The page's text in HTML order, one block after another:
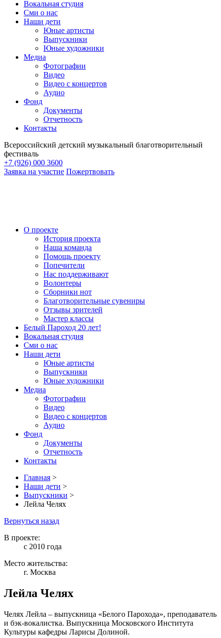
Вокальная студия
Сми о нас
Наши дети
Юные артисты
Выпускники
Юные художники
Медиа
Фотографии
Видео
Видео с концертов
Аудио
Фонд
Документы
Отчетность
Контакты
Всероссийский детский музыкальный благотворительный
фестиваль
+7 (926) 000 3600
Заявка на участие Пожертвовать
О проекте
История проекта
Наша команда
Помощь проекту
Попечители
Нас поддерживают
Волонтеры
Сборники нот
Благотворительные сувениры
Отзывы зрителей
Мастер классы
Белый Пароход 20 лет!
Вокальная студия
Сми о нас
Наши дети
Юные артисты
Выпускники
Юные художники
Медиа
Фотографии
Видео
Видео с концертов
Аудио
Фонд
Документы
Отчетность
Контакты
Главная >
Наши дети >
Выпускники >
Лейла Челях
Вернуться назад
В проекте:
с 2010 года
Место жительства:
г. Москва
Лейла Челях
Челях Лейла – выпускница «Белого Парохода», преподаватель
и бэк-вокалистка. Выпускница Московского Института
Культуры кафедры Ларисы Долиной.